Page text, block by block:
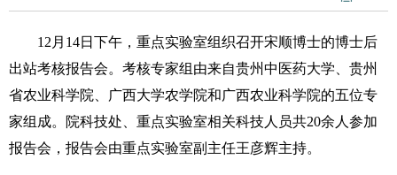
12月14日下午，重点实验室组织召开宋顺博士的博士后
出站考核报告会。考核专家组由来自贵州中医药大学、贵州
省农业科学院、广西大学农学院和广西农业科学院的五位专
家组成。院科技处、重点实验室相关科技人员共20余人参加
报告会，报告会由重点实验室副主任王彦辉主持。